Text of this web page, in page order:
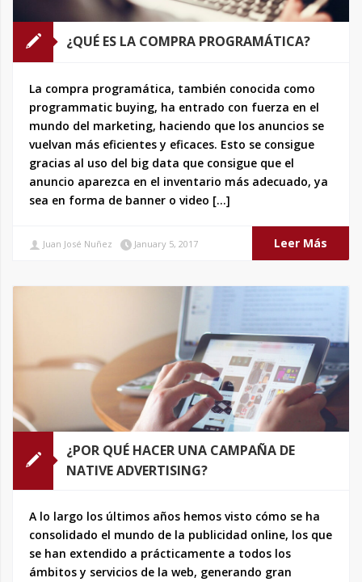
¿QUÉ ES LA COMPRA PROGRAMÁTICA?
La compra programática, también conocida como
programmatic buying, ha entrado con fuerza en el
mundo del marketing, haciendo que los anuncios se
vuelvan más eficientes y eficaces. Esto se consigue
gracias al uso del big data que consigue que el
anuncio aparezca en el inventario más adecuado, ya
sea en forma de banner o video […]
Juan José Nuñez January 5, 2017 Leer Más
¿POR QUÉ HACER UNA CAMPAÑA DE
NATIVE ADVERTISING?
A lo largo los últimos años hemos visto cómo se ha
consolidado el mundo de la publicidad online, los que
se han extendido a prácticamente a todos los
ámbitos y servicios de la web, generando gran